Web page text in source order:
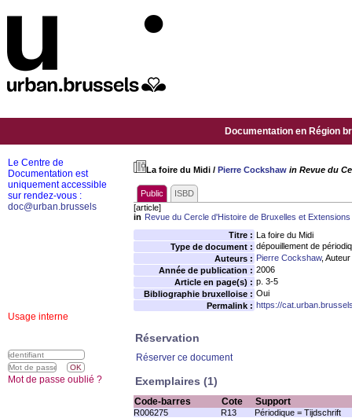
Documentation en Région
La foire du Midi / Pierre Cockshaw in Revue du
Public
ISBD
[article]
in Revue du Cercle d'Histoire de Bruxelles et Extensions
Titre : La foire du Midi
Type de document : dépouillement de
Auteurs : Pierre Cockshaw, Auteur
Année de publication : 2006
Article en page(s) : p. 3-5
Bibliographie bruxelloise : Oui
Permalink : https://
Réservation
Réserver ce document
Exemplaires (1)
Code-barres Cote Support
R006275 R13 Périodique = Tijdschrift
Le Centre de
Documentation est
uniquement accessible
sur rendez-vous :
doc@urban.brussels
Usage interne
Mot de passe oublié ?